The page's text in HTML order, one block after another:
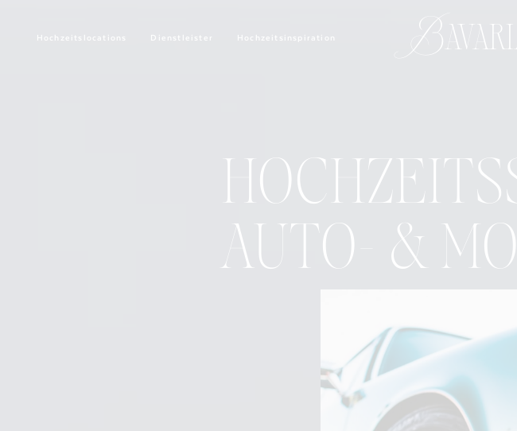
Hochzeitslocations Dienstleister Hochzeitsinspiration
AUTO- &